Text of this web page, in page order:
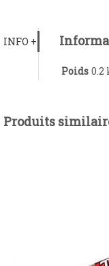
INFO +
Poids 0.2
Produits